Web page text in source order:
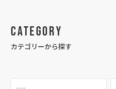
Category
カテゴリーから探す